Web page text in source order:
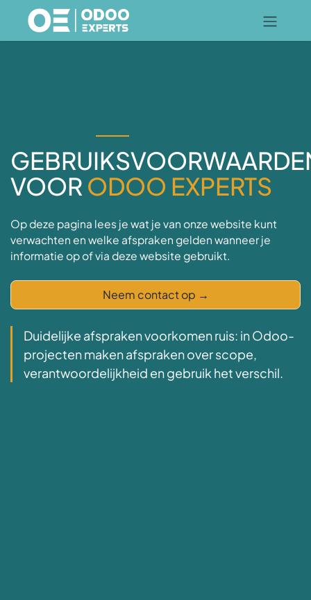
Overslaan naar inhoud
VOOR ODOO EXPERTS
Op deze pagina lees je wat je van onze website kunt
verwachten en welke afspraken gelden wanneer je
informatie op of via deze website gebruikt.
Neem contact op →
Duidelijke afspraken voorkomen ruis: in Odoo-
projecten maken afspraken over scope,
verantwoordelijkheid en gebruik het verschil.